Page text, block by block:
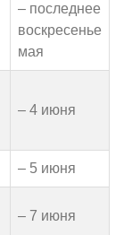
– последнее
воскресенье
мая
– 4 июня
– 5 июня
– 7 июня